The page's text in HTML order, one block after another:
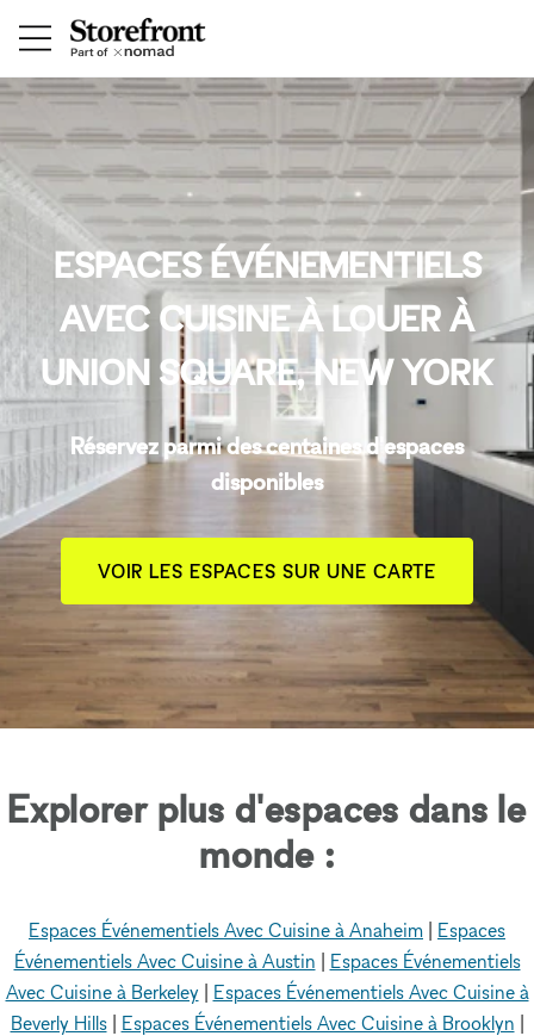
ESPACES ÉVÉNEMENTIELS
AVEC CUISINE À LOUER À
UNION SQUARE, NEW YORK
Réservez parmi des centaines d'espaces
disponibles
VOIR LES ESPACES SUR UNE CARTE
Explorer plus d'espaces dans le
monde :
Espaces Événementiels Avec Cuisine à Anaheim
Espaces
Événementiels Avec Cuisine à Austin
Espaces Événementiels
Avec Cuisine à Berkeley
Espaces Événementiels Avec Cuisine à
Beverly Hills| Espaces Événementiels Avec Cuisine à Brooklyn